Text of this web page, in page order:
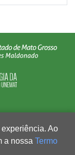
Ao
a nossa Termo